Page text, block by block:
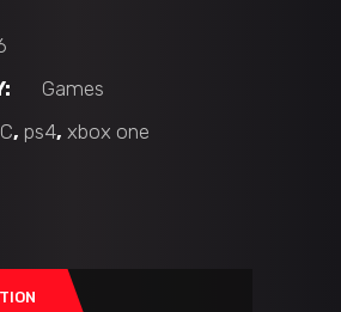
Games
, ps4, xbox one